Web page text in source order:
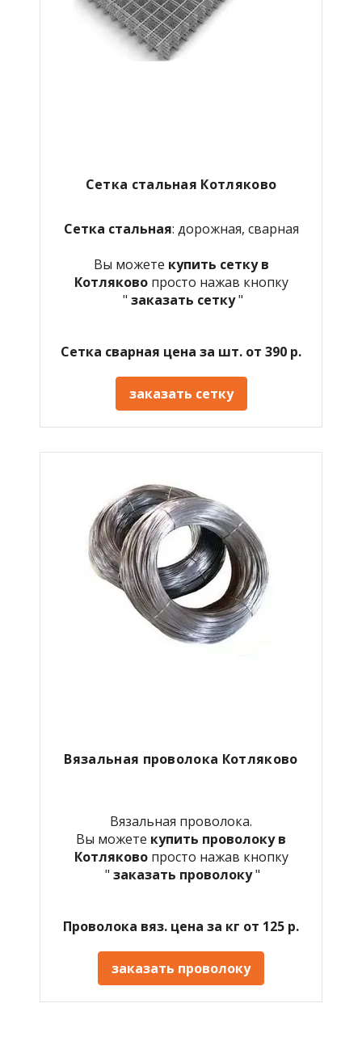
Сетка стальная Котляково
Сетка стальная: дорожная, сварная
Вы можете купить сетку в
Котляково просто нажав кнопку
" заказать сетку"
Сетка сварная цена за шт. от 390 р.
заказать сетку
Вязальная проволока Котляково
Вязальная проволока.
Вы можете купить проволоку в
Котляково просто нажав кнопку
" заказать проволоку"
Проволока вяз. цена за кг от 125 р.
заказать проволоку